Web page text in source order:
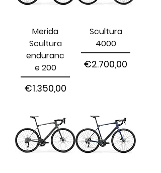
Merida
Scultura
enduranc
e 200
Harga
€1.350,00
Scultura
4000
Harga
€2.700,00